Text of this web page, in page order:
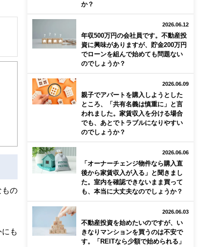
もの
も
か？
2026.06.12
年収500万円の会社員です。不動産投
資に興味がありますが、貯金200万円
でローンを組んで始めても問題ない
のでしょうか？
2026.06.09
親子でアパートを購入しようとした
ところ、「共有名義は慎重に」と言
われました。家賃収入を分ける場合
でも、あとでトラブルになりやすい
のでしょうか？
2026.06.06
「オーナーチェンジ物件なら購入直
後から家賃収入が入る」と聞きまし
た。室内を確認できないまま買って
も、本当に大丈夫なのでしょうか？
2026.06.03
不動産投資を始めたいのですが、い
きなりマンションを買うのは不安で
す。「REITなら少額で始められる」